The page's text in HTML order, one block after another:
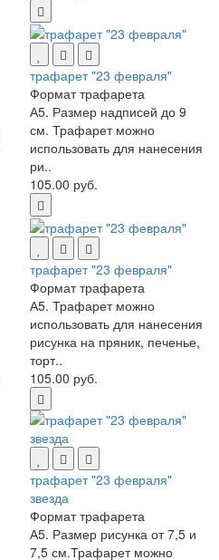
трафарет "23 февраля"
Формат трафарета
А5. Размер надписей до 9
см. Трафарет можно
использовать для нанесения
ри..
105.00 руб.
трафарет "23 февраля"
Формат трафарета
А5. Трафарет можно
использовать для нанесения
рисунка на пряник, печенье,
торт..
105.00 руб.
трафарет "23 февраля"
звезда
Формат трафарета
А5. Размер рисунка от 7,5 и
7,5 см.Трафарет можно